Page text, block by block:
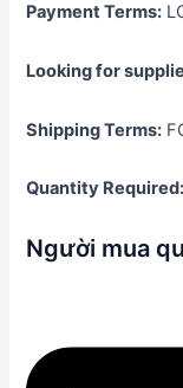
Payment Terms:
Looking for
Shipping Terms:
Quantity Required:
Người mua